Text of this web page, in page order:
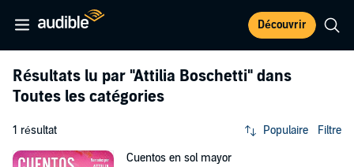
Découvrir
Résultats lu par "Attilia Boschetti" dans
Toutes les catégories
1 résultat Populaire Filtre
Cuentos en sol mayor